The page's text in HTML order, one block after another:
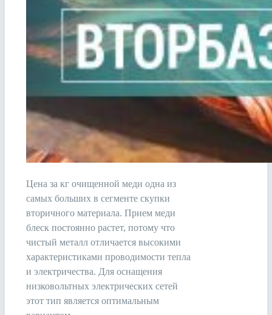
Цена за кг очищенной меди одна из
самых больших в сегменте скупки
вторичного материала. Прием меди
блеск постоянно растет, потому что
чистый металл отличается высокими
характеристиками проводимости тепла
и электричества. Для оснащения
низковольтных электрических сетей
этот тип является оптимальным